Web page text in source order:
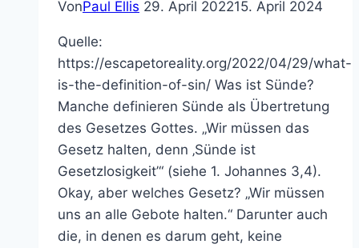
VonPaul Ellis 29. April 202215. April 2024
Quelle:
https://escapetoreality.org/2022/04/29/what-
is-the-definition-of-sin/ Was ist Sünde?
Manche definieren Sünde als Übertretung
des Gesetzes Gottes. „Wir müssen das
Gesetz halten, denn ‚Sünde ist
Gesetzlosigkeit’“ (siehe 1. Johannes 3,4).
Okay, aber welches Gesetz? „Wir müssen
uns an alle Gebote halten.“ Darunter auch
die, in denen es darum geht, keine